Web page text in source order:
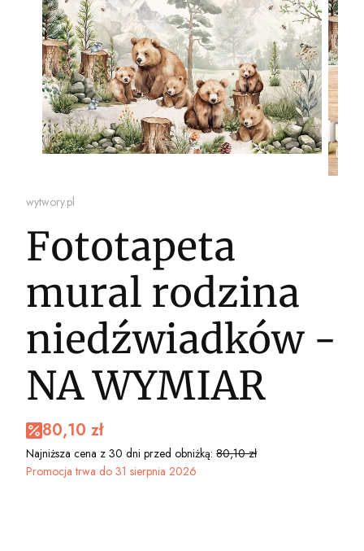
wytwory.pl
Fototapeta
mural rodzina
niedźwiadków -
NA WYMIAR
80,10 zł
Najniższa cena z 30 dni przed obniżką: 80,10 zł
Promocja trwa do 31 sierpnia 2026